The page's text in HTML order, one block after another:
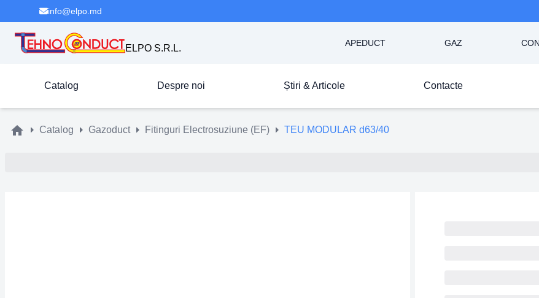
info@elpo.md
ELPO S.R.L. APEDUCT GAZ
Catalog Despre noi Știri & Articole Contacte
Catalog Gazoduct Fitinguri Electrosuziune (EF) TEU MODULAR d63/40